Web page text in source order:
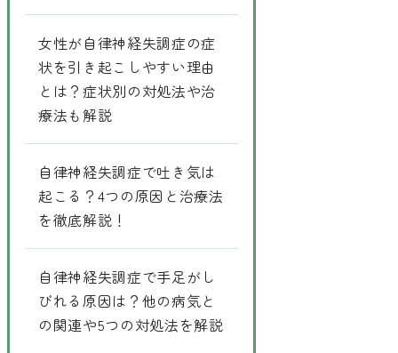
女性が自律神経失調症の症
状を引き起こしやすい理由
とは？症状別の対処法や治
療法も解説
自律神経失調症で吐き気は
起こる？4つの原因と治療法
を徹底解説！
自律神経失調症で手足がし
びれる原因は？他の病気と
の関連や5つの対処法を解説